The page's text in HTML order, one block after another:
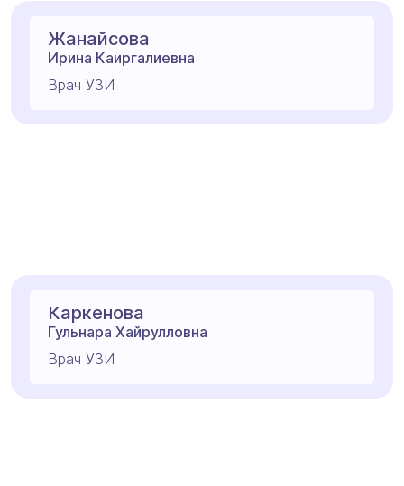
Жанайсова
Ирина Каиргалиевна
Врач УЗИ
Каркенова
Гульнара Хайрулловна
Врач УЗИ